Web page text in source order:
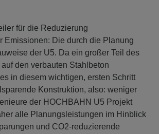
für die Reduzierung
Emissionen: Die durch die Planung
der U5. Da ein großer Teil des
den verbauten Stahlbeton
in diesem wichtigen, ersten Schritt
Konstruktion, also: weniger
der HOCHBAHN U5 Projekt
alle Planungsleistungen im Hinblick
und CO2-reduzierende